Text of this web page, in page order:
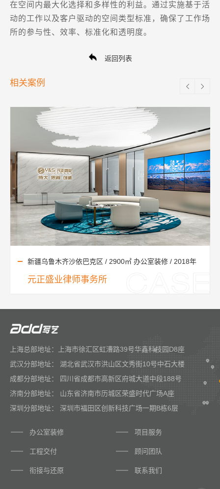
在空间内最大化选择和多样性的利益。通过实施基于活
动的工作以及客户驱动的空间类型标准，确保了工作场
所的参与性、效率、标准化和透明度。
返回列表
相关案例
新疆乌鲁木齐沙依巴克区 / 2900㎡ 办公室装修 / 2018年
元正盛业律师事务所
上海总部地址：上海市徐汇区虹漕路39号华鑫科技园D8座
武汉分部地址： 湖北省武汉市洪山区文秀街10号中石大楼
成都分部地址： 四川省成都市高新区府城大道中段188号
济南分部地址： 山东省济南市历城区荣盛时代广场A座
深圳分部地址： 深圳市福田区创新科技广场一期B栋6层
办公室装修 项目服务
工程交付 顾问团队
衔接与还原 联系我们